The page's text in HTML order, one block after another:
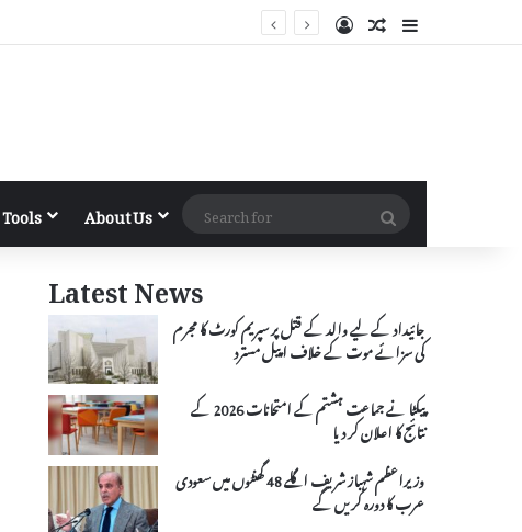
Log InRandom Article
Sidebar
Tools About Us
Search
for
Latest News
جائیداد کے لیے والد کے قتل پر سپریم کورٹ کا مجرم
کی سزائے موت کے خلاف اپیل مسترد
پیکٹا نے جماعت ہشتم کے امتحانات 2026 کے
نتائج کا اعلان کر دیا
وزیراعظم شہباز شریف اگلے 48 گھنٹوں میں سعودی
عرب کا دورہ کریں گے